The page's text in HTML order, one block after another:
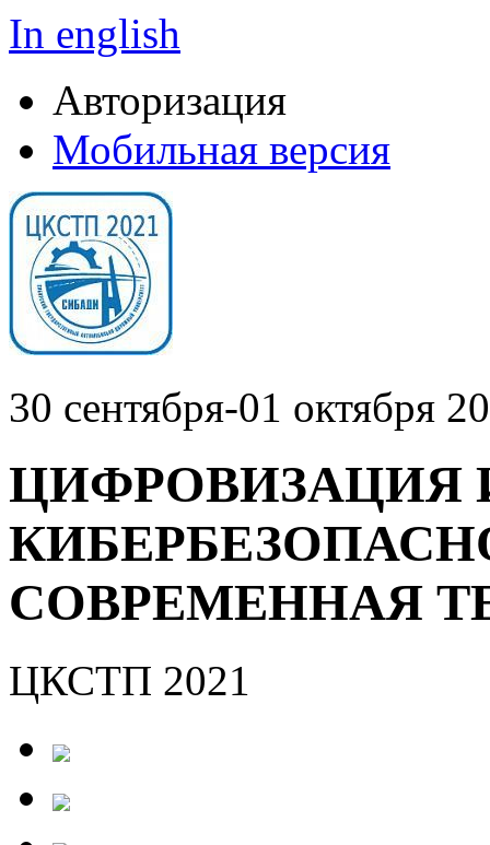
In english
Авторизация
Мобильная версия
30 сентября-01 октября
ЦИФРОВИЗАЦИЯ
СОВРЕМЕННАЯ
ЦКСТП 2021